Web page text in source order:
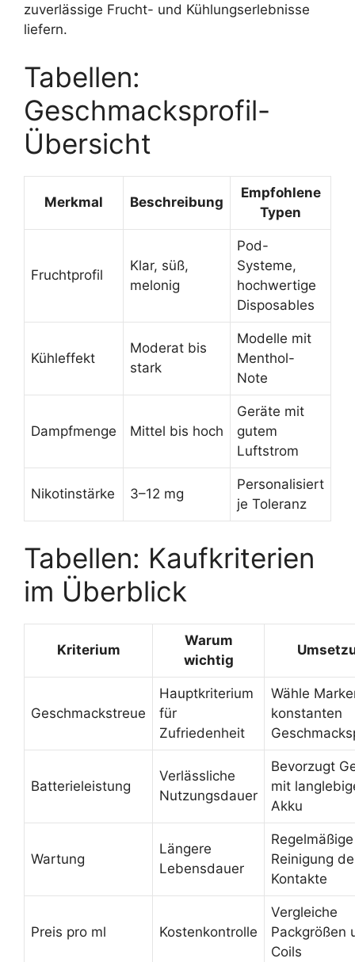
zuverlässige Frucht- und Kühlungserlebnisse
liefern.
Tabellen:
Geschmacksprofil-
Übersicht
Merkmal Beschreibung
Empfohlene
Typen
Fruchtprofil
Klar, süß,
melonig
Pod-
Systeme,
hochwertige
Disposables
Kühleffekt
Moderat bis
stark
Modelle mit
Menthol-
Note
Dampfmenge Mittel bis hoch
Geräte mit
gutem
Luftstrom
Nikotinstärke 3–12 mg
Personalisiert
je Toleranz
Tabellen: Kaufkriterien
im Überblick
Kriterium
Warum
wichtig
Geschmackstreue
Hauptkriterium
für
Zufriedenheit
Wähle
konstanten
Batterieleistung
Verlässliche
Nutzungsdauer
Bevorzugt
mit
Akku
Wartung
Längere
Lebensdauer
Regelmäßige
Reinigung
Kontakte
Preis pro ml Kostenkontrolle
Vergleiche
Packgrößen
Coils